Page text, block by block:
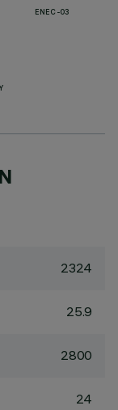
ENEC-03
2324
25.9
2800
24